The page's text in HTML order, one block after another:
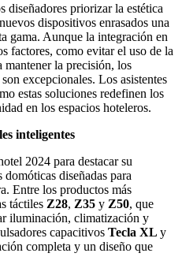
diseñadores priorizar la estética
dispositivos enrasados una
gama. Aunque la integración en
factores, como evitar el uso de la
mantener la precisión, los
excepcionales. Los asistentes
estas soluciones redefinen los
en los espacios hoteleros.
inteligentes
2024 para destacar su
diseñadas para
Entre los productos más
táctiles Z28, Z35 y Z50, que
iluminación, climatización y
capacitivos Tecla XL y
completa y un diseño que